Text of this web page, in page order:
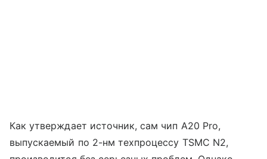
Как утверждает источник, сам чип A20 Pro,
выпускаемый по 2-нм техпроцессу TSMC N2,